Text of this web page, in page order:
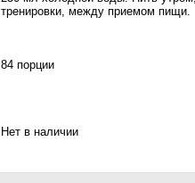
тренировки, между приемом пищи.
84 порции
Нет в наличии